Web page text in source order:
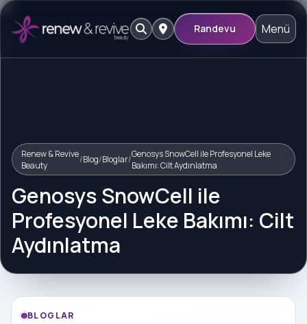
Randevu Menü
Renew & Revive
Beauty
/Blog/Bloglar/Genosys SnowCell ile Profesyonel Leke
Bakımı: Cilt Aydınlatma
Genosys SnowCell ile
Profesyonel Leke Bakımı: Cilt
Aydınlatma
BLOGLAR